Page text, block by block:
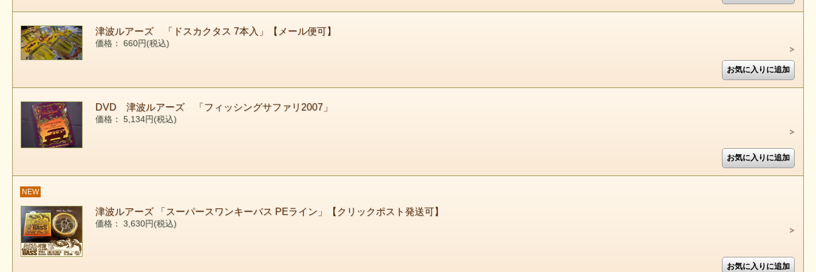
津波ルアーズ 「ドスカクタス 7本入」【メール便可】
価格： 660円(税込)
DVD 津波ルアーズ 「フィッシングサファリ2007」
価格： 5,134円(税込)
NEW
津波ルアーズ 「スーパースワンキーバス PEライン」【クリックポスト発送可】
価格： 3,630円(税込)